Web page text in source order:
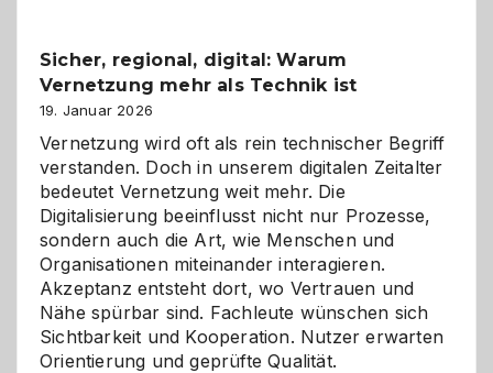
ein
dreifaches
Alaaf!
Sicher, regional, digital: Warum
Vernetzung mehr als Technik ist
19. Januar 2026
Vernetzung wird oft als rein technischer Begriff
verstanden. Doch in unserem digitalen Zeitalter
bedeutet Vernetzung weit mehr. Die
Digitalisierung beeinflusst nicht nur Prozesse,
sondern auch die Art, wie Menschen und
Organisationen miteinander interagieren.
Akzeptanz entsteht dort, wo Vertrauen und
Nähe spürbar sind. Fachleute wünschen sich
Sichtbarkeit und Kooperation. Nutzer erwarten
Orientierung und geprüfte Qualität.